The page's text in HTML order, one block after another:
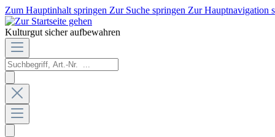
Zum Hauptinhalt springen Zur Suche springen Zur Hauptnavigation
Kulturgut sicher aufbewahren